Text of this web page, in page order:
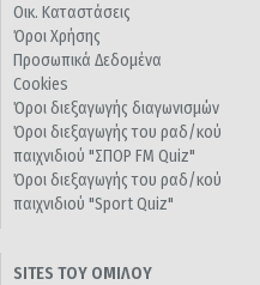
Οικ. Καταστάσεις
Όροι Χρήσης
Προσωπικά Δεδομένα
Cookies
Όροι διεξαγωγής διαγωνισμών
Όροι διεξαγωγής του ραδ/κού
παιχνιδιού "ΣΠΟΡ FM Quiz"
Όροι διεξαγωγής του ραδ/κού
παιχνιδιού "Sport Quiz"
SITES ΤΟΥ ΟΜΙΛΟΥ